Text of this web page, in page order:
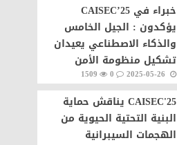
خبراء في CAISEC’25
يؤكدون : الجيل الخامس
والذكاء الاصطناعي يعيدان
تشكيل منظومة الأمن
السيبراني في قطاع
الاتصالات
0
1509
CAISEC'25 يناقش حماية
البنية التحتية الحيوية من
الهجمات السيبرانية